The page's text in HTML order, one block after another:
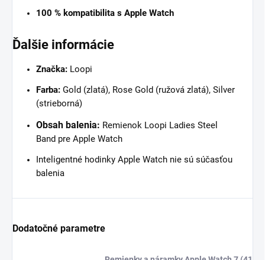
100 % kompatibilita s Apple Watch
Ďalšie informácie
Značka: Loopi
Farba: Gold (zlatá), Rose Gold (ružová zlatá), Silver
(strieborná)
Obsah balenia: Remienok Loopi Ladies Steel
Band pre Apple Watch
Inteligentné hodinky Apple Watch nie sú súčasťou
balenia
Dodatočné parametre